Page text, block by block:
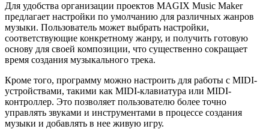
Для удобства организации проектов MAGIX Music Maker
предлагает настройки по умолчанию для различных жанров
музыки. Пользователь может выбрать настройки,
соответствующие конкретному жанру, и получить готовую
основу для своей композиции, что существенно сокращает
время создания музыкального трека.
Кроме того, программу можно настроить для работы с MIDI-
устройствами, такими как MIDI-клавиатура или MIDI-
контроллер. Это позволяет пользователю более точно
управлять звуками и инструментами в процессе создания
музыки и добавлять в нее живую игру.